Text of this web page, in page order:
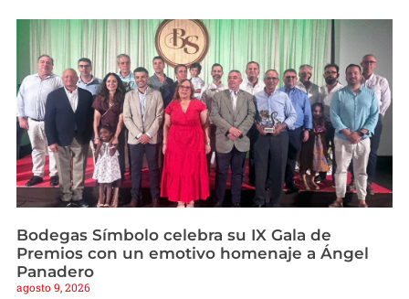
Bodegas Símbolo celebra su IX Gala de
Premios con un emotivo homenaje a Ángel
Panadero
agosto 9, 2026